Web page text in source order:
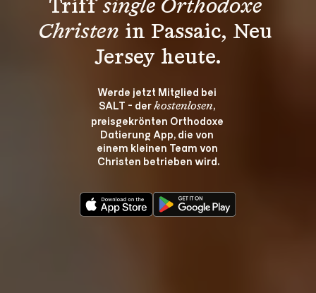
Triff single Orthodoxe
Christen in Passaic, Neu
Jersey heute.
Werde jetzt Mitglied bei
SALT - der kostenlosen,
preisgekrönten Orthodoxe
Datierung App, die von
einem kleinen Team von
Christen betrieben wird.